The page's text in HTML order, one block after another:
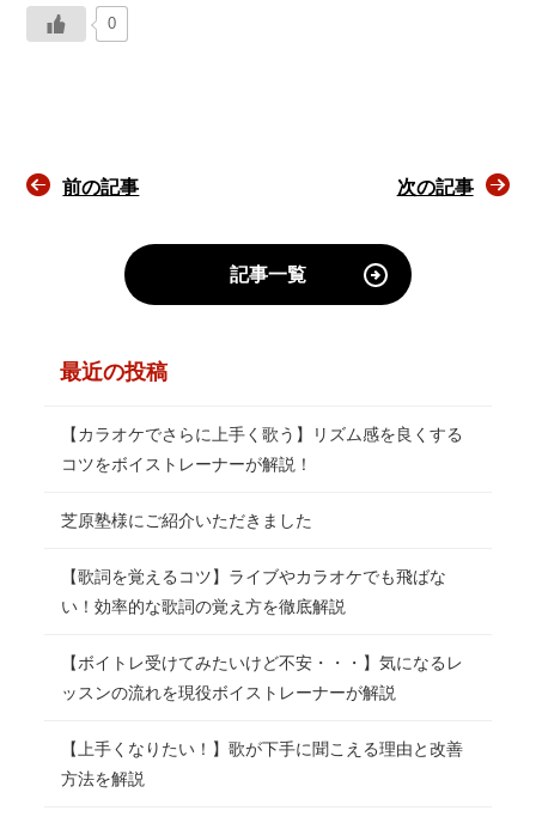
0
前の記事 次の記事
記事一覧
最近の投稿
【カラオケでさらに上手く歌う】リズム感を良くする
コツをボイストレーナーが解説！
芝原塾様にご紹介いただきました
【歌詞を覚えるコツ】ライブやカラオケでも飛ばな
い！効率的な歌詞の覚え方を徹底解説
【ボイトレ受けてみたいけど不安・・・】気になるレ
ッスンの流れを現役ボイストレーナーが解説
【上手くなりたい！】歌が下手に聞こえる理由と改善
方法を解説